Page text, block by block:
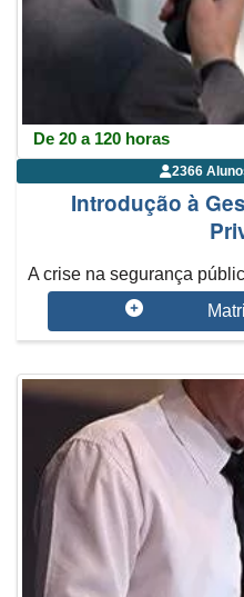
De 20 a 120 horas
2366
Introdução à
A crise na segurança
do